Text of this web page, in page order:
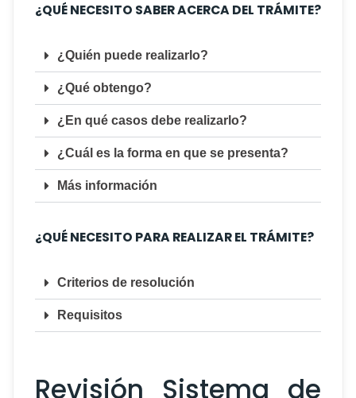
¿QUÉ NECESITO SABER ACERCA DEL TRÁMITE?
¿Quién puede realizarlo?
¿Qué obtengo?
¿En qué casos debe realizarlo?
¿Cuál es la forma en que se presenta?
Más información
¿QUÉ NECESITO PARA REALIZAR EL TRÁMITE?
Criterios de resolución
Requisitos
Revisión Sistema de